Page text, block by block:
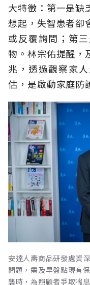
大特徵：第一是缺
想起，失智患者卻
或反覆詢問；第
物。林宗佑提醒，
兆，透過觀察家
估，是啟動家庭防
安達人壽商品研發處資
問題，需及早盤點現有
襲時，為照顧者爭取喘